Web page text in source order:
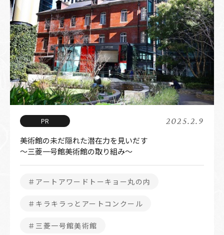
2025.2.9
美術館の未だ隠れた潜在力を見いだす
～三菱一号館美術館の取り組み～
＃アートアワードトーキョー丸の内
＃キラキラっとアートコンクール
＃三菱一号館美術館